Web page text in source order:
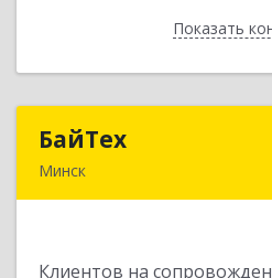
ПоказатьНазад
БайТех
Минск
Клиентов на